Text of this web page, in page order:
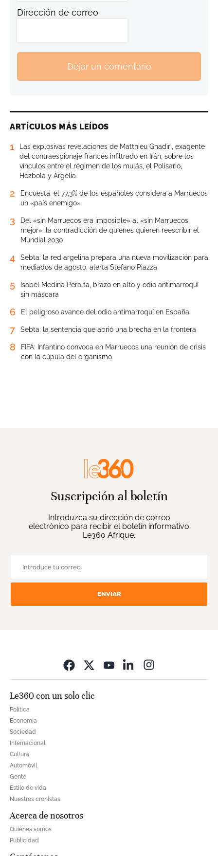
Dirección de correo
Dejar un comentario
ARTÍCULOS MÁS LEÍDOS
1
Las explosivas revelaciones de Matthieu Ghadiri, exagente
del contraespionaje francés infiltrado en Irán, sobre los
vínculos entre el régimen de los mulás, el Polisario,
Hezbolá y Argelia
2
Encuesta: el 77,3% de los españoles considera a Marruecos
un «país enemigo»
3
Del «sin Marruecos era imposible» al «sin Marruecos
mejor»: la contradicción de quienes quieren reescribir el
Mundial 2030
4
Sebta: la red argelina prepara una nueva movilización para
mediados de agosto, alerta Stefano Piazza
5
Isabel Medina Peralta, brazo en alto y odio antimarroquí
sin máscara
6 El peligroso avance del odio antimarroquí en España
7 Sebta: la sentencia que abrió una brecha en la frontera
8
FIFA: Infantino convoca en Marruecos una reunión de crisis
con la cúpula del organismo
Suscripción al boletín
Introduzca su dirección de correo
electrónico para recibir el boletín informativo
Le360 Afrique.
ENVIAR
Le360 con un solo clic
Política
Economía
Sociedad
Internacional
Cultura
Automóvil
Gente
Estilo de vida
Nuestros cronistas
Acerca de nosotros
Quiénes somos
Publicidad